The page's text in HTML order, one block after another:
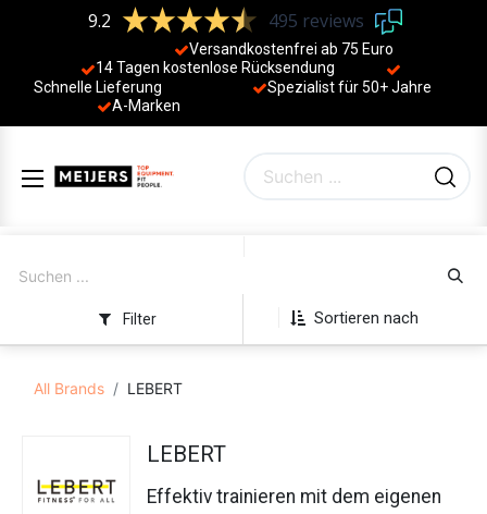
9.2 495 reviews
Versandkostenfrei ab 75 Euro
14 Tagen kostenlose Rücksendung
Schnelle Lieferung
Spezialist für 50+ Jahre
A-Marken
Sortieren nach
Filter
All Brands LEBERT
LEBERT
Effektiv trainieren mit dem eigenen